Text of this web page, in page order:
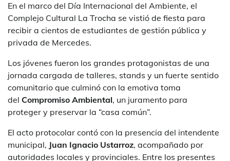
En el marco del Día Internacional del Ambiente, el
Complejo Cultural La Trocha se vistió de fiesta para
recibir a cientos de estudiantes de gestión pública y
privada de Mercedes.
Los jóvenes fueron los grandes protagonistas de una
jornada cargada de talleres, stands y un fuerte sentido
comunitario que culminó con la emotiva toma
del Compromiso Ambiental, un juramento para
proteger y preservar la “casa común”.
El acto protocolar contó con la presencia del intendente
municipal, Juan Ignacio Ustarroz, acompañado por
autoridades locales y provinciales. Entre los presentes